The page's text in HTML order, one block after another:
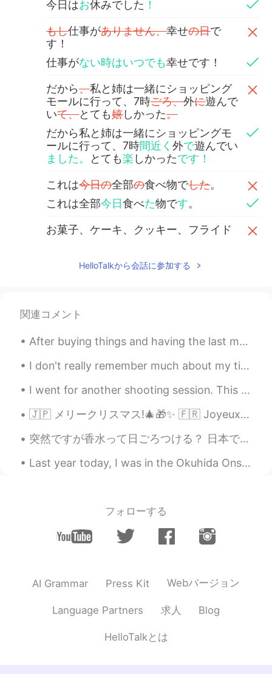
今日はお休みでした ！
もし仕事がありません、幸せの日で
す！
仕事がない時はいつでも幸せです！
だから、私と姉は一緒にショッピング
モールに行って、7時ごろ、外に遊んで
いて、とても嬉しかった。
だから私と姉は一緒にショッピングモ
ールに行って、7時間近く外で遊んでい
ました。
とても楽 しかったです！
これは今日の全部の食べ物でした。
これは全部今日食べた物です。
お菓子、ケーキ、クッキー、フライド
お菓子、ケーキ、クッキー、フライド
を食べました。
たので、今日は例外で
たので、今日は例外です。
彼氏に食べ物について言った時、彼は
「いっぱい あるでしたね。
「いっぱいだね。
なんか、食べるときたくさんあること
な
てい
今はお腹が痛くて、
今はお腹が痛くて、
熟睡できるかどう
でも、今夜は雨が強く降っていて、 ち
で、よく寝ることができると思いま
でも、今夜は雨が強く降って
HelloTalkから会話に参加する
関連コメント
After buying things and having the last meal at a shop near the station, I returned to Nagoya fro...
I don't really remember much about my time in Sweden last year because it was mostly just resting...
I went for another shooting session. This time, I had the archery range all to myself. I shot for...
🇯🇵 メリークリスマス!🎄🎁✨ 🇫🇷 Joyeux Noël !🎄🎁✨ 🇳🇱 Vrolijk kerstfeest!🎄🎁✨ 🇪🇸 ¡Feliz Navidad!🎄🎁✨ 🇳🇴 God Jul! 🎄...
突然ですが香水って日ごろつける？ 日本でどんな香水は人気？ とにかく、この香水ブランドを紹介したい！ ペンハリガンって知ってる？ ペンハリガンはイギリスで1870年に創設した このブランドは王室...
Last year today, I was in the Okuhida Onsen-go area, leaving the Ryokan Kazeya satisfyingly after...
フォローする
AI Grammar Press Kit Webバージョン
Language Partners 求人 Blog
HelloTalkとは